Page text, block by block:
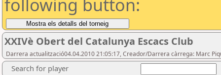
following button:
XXIVè Obert del Catalunya Escacs Club
Darrera actualització04.04.2010 21:05:17, Creador/Darrera càrrega: Marc
Search for player